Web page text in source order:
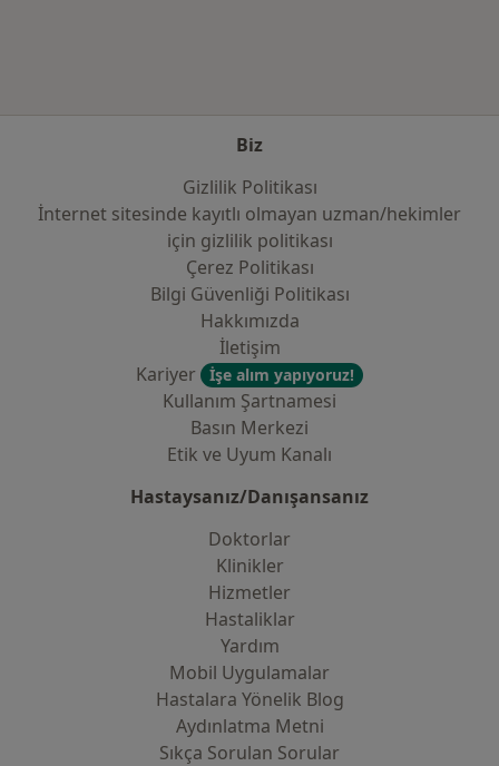
Biz
Gizlilik Politikası
İnternet sitesinde kayıtlı olmayan uzman/hekimler
i̇çin gizlilik politikası
Çerez Politikası
Bilgi Güvenliği Politikası
Hakkımızda
İletişim
Kariyer
İşe alım yapıyoruz!
Kullanım Şartnamesi
Basın Merkezi
Etik ve Uyum Kanalı
Hastaysanız/Danışansanız
Doktorlar
Klinikler
Hizmetler
Hastaliklar
Yardım
Mobil Uygulamalar
Hastalara Yönelik Blog
Aydınlatma Metni
Sıkça Sorulan Sorular